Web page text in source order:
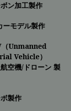
ン加工製作
ーモデル製作
（Unmanned
Vehicle）
空機/ドローン 製
製作